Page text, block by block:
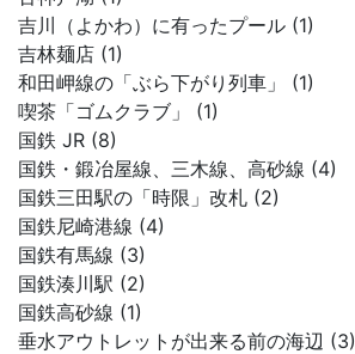
吉川（よかわ）に有ったプール (1)
吉林麺店 (1)
和田岬線の「ぶら下がり列車」 (1)
喫茶「ゴムクラブ」 (1)
国鉄 JR (8)
国鉄・鍛冶屋線、三木線、高砂線 (4)
国鉄三田駅の「時限」改札 (2)
国鉄尼崎港線 (4)
国鉄有馬線 (3)
国鉄湊川駅 (2)
国鉄高砂線 (1)
垂水アウトレットが出来る前の海辺 (3)